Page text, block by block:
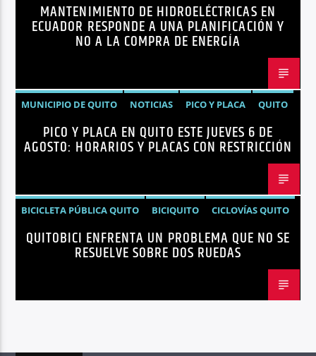
HIDROELÉCTRICAS
NOTICIAS
MANTENIMIENTO DE HIDROELÉCTRICAS EN
ECUADOR RESPONDE A UNA PLANIFICACIÓN Y
NO A LA COMPRA DE ENERGÍA
MUNICIPIO DE QUITO NOTICIAS PICO Y PLACA QUITO
PICO Y PLACA EN QUITO ESTE JUEVES 6 DE
AGOSTO: HORARIOS Y PLACAS CON RESTRICCIÓN
BICICLETA PÚBLICA QUITO BICIQUITO
CICLOVÍAS QUITO
EDITORIAL
METRO DE QUITO BICICLETA
MOVILIDAD ACTIVA QUITO
MOVILIDAD SOSTENIBLE QUITO
QUITOBICI ENFRENTA UN PROBLEMA QUE NO SE
RESUELVE SOBRE DOS RUEDAS